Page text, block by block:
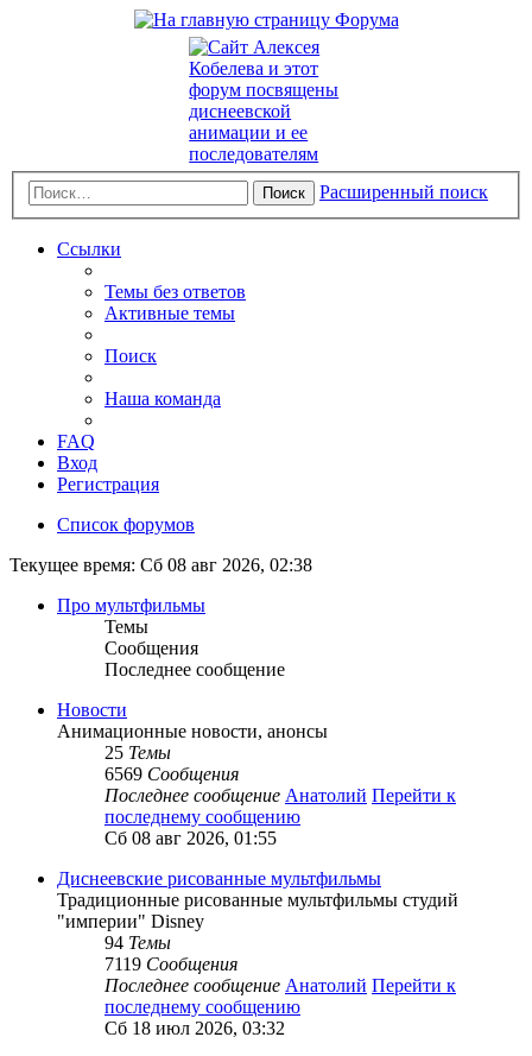
Поиск Расширенный поиск
Ссылки
Темы без ответов
Активные темы
Поиск
Наша команда
FAQ
Вход
Регистрация
Список форумов
Текущее время: Сб 08 авг 2026, 02:38
Про мультфильмы
Темы
Сообщения
Последнее сообщение
Новости
Анимационные новости, анонсы
25 Темы
6569 Сообщения
Последнее сообщение Анатолий Перейти к
последнему сообщению
Сб 08 авг 2026, 01:55
Диснеевские рисованные мультфильмы
Традиционные рисованные мультфильмы студий
"империи" Disney
94 Темы
7119 Сообщения
Последнее сообщение Анатолий Перейти к
последнему сообщению
Сб 18 июл 2026, 03:32